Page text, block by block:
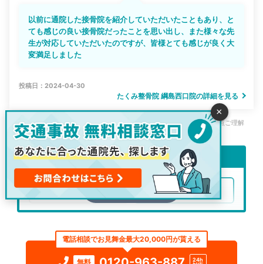
以前に通院した接骨院を紹介していただいたこともあり、と
ても感じの良い接骨院だったことを思い出し、また様々な先
生が対応していただいたのですが、皆様とても感じが良く大
変満足しました
投稿日：2024-04-30
たくみ整骨院 綱島西口院の詳細を見る
※評判はご利用者様のご利用当時の主観的なご意見・ご感想です。その点ご理解
の上、一つの参考としてご活用ください。
通院先を再検索
整形外科 整骨院・接骨院
検索する
もっと見る
電話相談でお見舞金最大20,000円が貰える
無料
24h
×